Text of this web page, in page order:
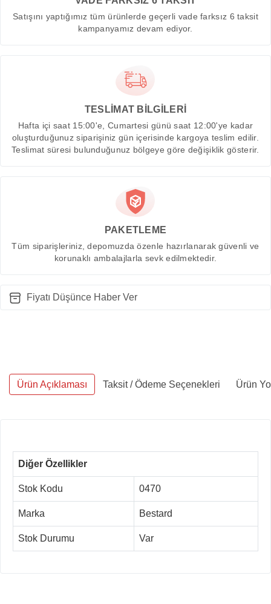
Satışını yaptığımız tüm ürünlerde geçerli vade farksız 6 taksit
kampanyamız devam ediyor.
TESLİMAT BİLGİLERİ
Hafta içi saat 15:00'e, Cumartesi günü saat 12:00'ye kadar
oluşturduğunuz siparişiniz gün içerisinde kargoya teslim edilir.
Teslimat süresi bulunduğunuz bölgeye göre değişiklik gösterir.
PAKETLEME
Tüm siparişleriniz, depomuzda özenle hazırlanarak güvenli ve
korunaklı ambalajlarla sevk edilmektedir.
Fiyatı Düşünce Haber Ver
Ürün Açıklaması Taksit / Ödeme Seçenekleri Ürün
Diğer Özellikler
Stok Kodu 0470
Marka Bestard
Stok Durumu Var